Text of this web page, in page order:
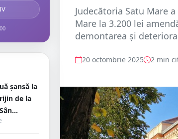
șansă la
de la
Judecătoria Satu Mare
Mare la 3.200 lei
demontarea și
20 octombrie 2025 2 min